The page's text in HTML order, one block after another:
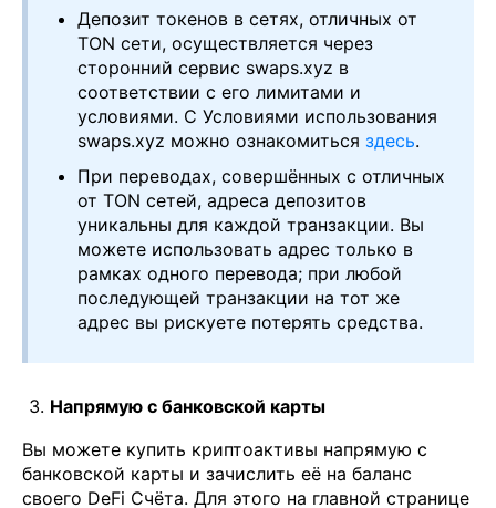
Депозит токенов в сетях, отличных от
TON сети, осуществляется через
сторонний сервис swaps.xyz в
соответствии с его лимитами и
условиями. С Условиями использования
swaps.xyz можно ознакомиться здесь.
При переводах, совершённых с отличных
от TON сетей, адреса депозитов
уникальны для каждой транзакции. Вы
можете использовать адрес только в
рамках одного перевода; при любой
последующей транзакции на тот же
адрес вы рискуете потерять средства.
Напрямую с банковской карты
Вы можете купить криптоактивы напрямую с
банковской карты и зачислить её на баланс
своего DeFi Счёта. Для этого на главной странице